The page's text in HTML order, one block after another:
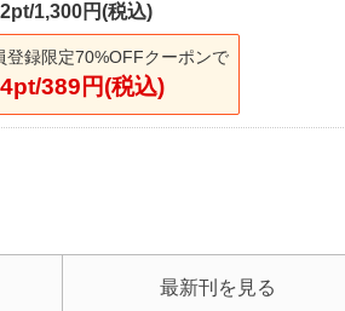
1,300円(税込)
登録限定70%OFFクーポンで
389円(税込)
最新刊を見る